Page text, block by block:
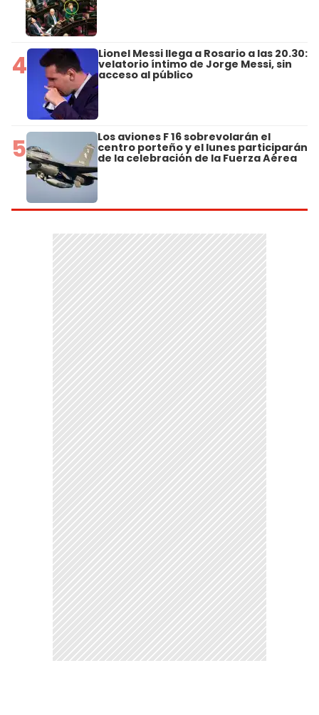
4 Lionel Messi llega a Rosario a las 20.30:
velatorio íntimo de Jorge Messi, sin
acceso al público
5 Los aviones F 16 sobrevolarán el
centro porteño y el lunes participarán
de la celebración de la Fuerza Aérea